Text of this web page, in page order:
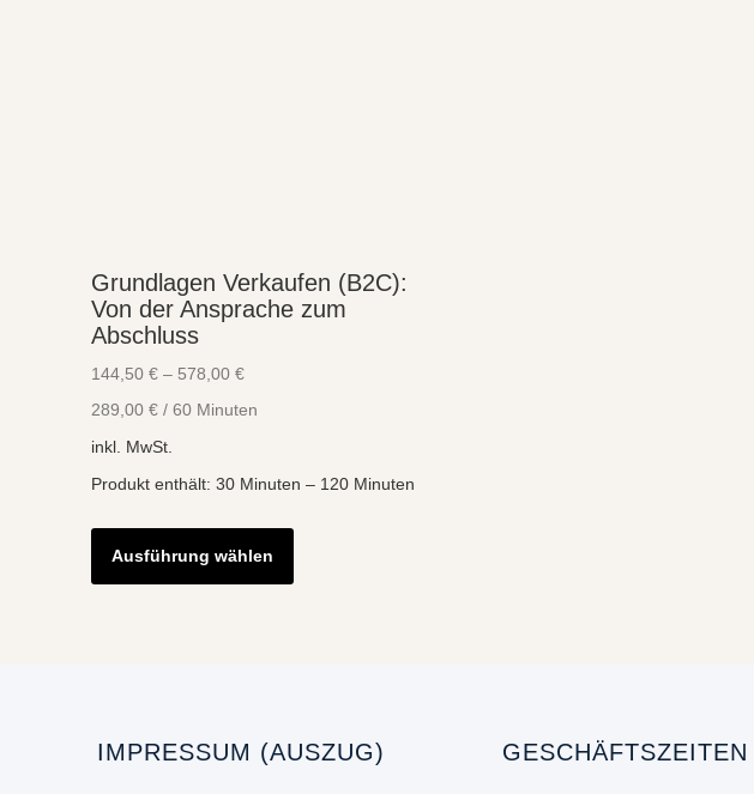
Grundlagen Verkaufen (B2C):
Von der Ansprache zum
Abschluss
144,50€ – 578,00€
289,00€ /60 Minuten
inkl. MwSt.
Produkt enthält: 30 Minuten – 120 Minuten
Ausführung wählen
weist
Optionen
IMPRESSUM (AUSZUG) GESCHÄFTSZEITEN